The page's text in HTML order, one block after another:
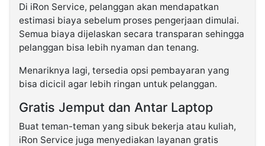
Di iRon Service, pelanggan akan mendapatkan
estimasi biaya sebelum proses pengerjaan dimulai.
Semua biaya dijelaskan secara transparan sehingga
pelanggan bisa lebih nyaman dan tenang.
Menariknya lagi, tersedia opsi pembayaran yang
bisa dicicil agar lebih ringan untuk pelanggan.
Gratis Jemput dan Antar Laptop
Buat teman-teman yang sibuk bekerja atau kuliah,
iRon Service juga menyediakan layanan gratis